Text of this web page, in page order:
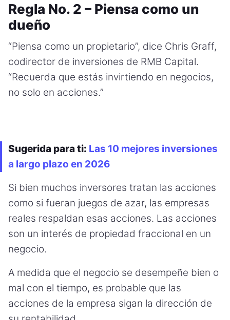
Regla No. 2 – Piensa como un
dueño
“Piensa como un propietario”, dice Chris Graff,
codirector de inversiones de RMB Capital.
“Recuerda que estás invirtiendo en negocios,
no solo en acciones.”
Sugerida para ti: Las 10 mejores inversiones
a largo plazo en 2026
Si bien muchos inversores tratan las acciones
como si fueran juegos de azar, las empresas
reales respaldan esas acciones. Las acciones
son un interés de propiedad fraccional en un
negocio.
A medida que el negocio se desempeñe bien o
mal con el tiempo, es probable que las
acciones de la empresa sigan la dirección de